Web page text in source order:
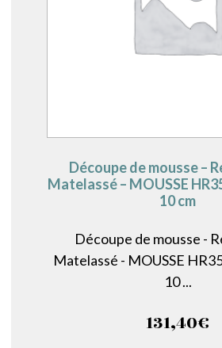
Découpe de mousse –
Matelassé – MOUSSE
10 cm
Découpe de mousse -
Matelassé - MOUSSE
10 ...
131,40€